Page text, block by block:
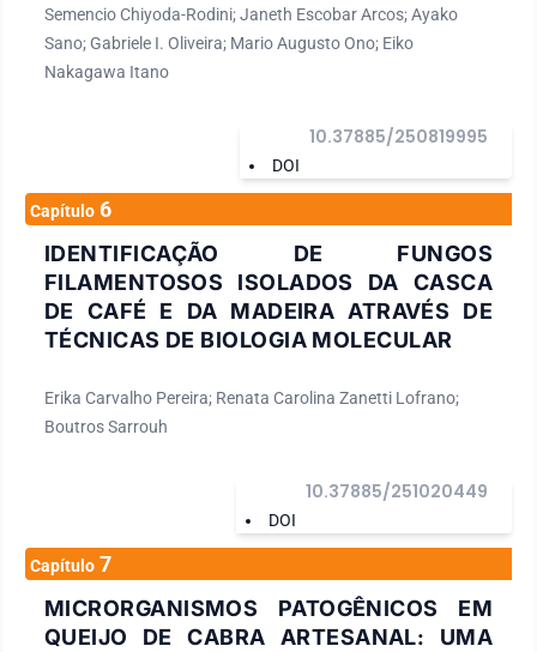
Semencio Chiyoda-Rodini; Janeth Escobar Arcos; Ayako
Sano; Gabriele I. Oliveira; Mario Augusto Ono; Eiko
Nakagawa Itano
DOI
10.37885/250819995
Capítulo 6
IDENTIFICAÇÃO DE FUNGOS
FILAMENTOSOS ISOLADOS DA CASCA
DE CAFÉ E DA MADEIRA ATRAVÉS DE
TÉCNICAS DE BIOLOGIA MOLECULAR
Erika Carvalho Pereira; Renata Carolina Zanetti Lofrano;
Boutros Sarrouh
DOI
10.37885/251020449
Capítulo 7
MICRORGANISMOS PATOGÊNICOS EM
QUEIJO DE CABRA ARTESANAL: UMA